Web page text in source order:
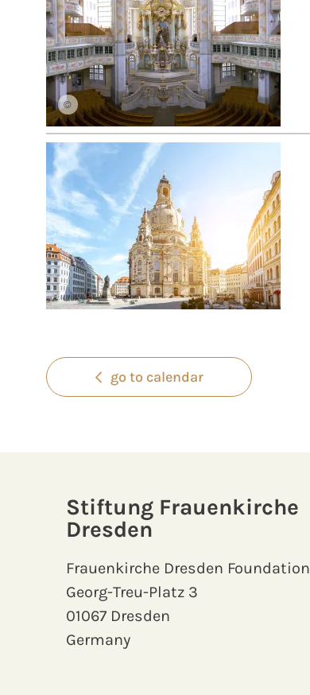
©
go to calendar
Stiftung Frauenkirche
Dresden
Frauenkirche Dresden Foundation
Georg-Treu-Platz 3
01067 Dresden
Germany